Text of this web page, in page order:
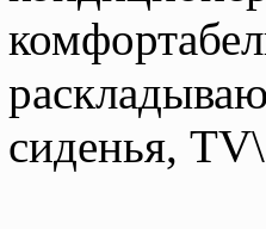
сиденья,